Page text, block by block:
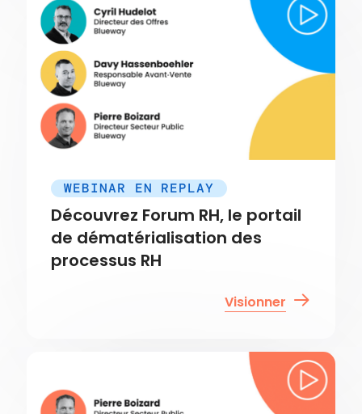
WEBINAR EN REPLAY
Découvrez Forum RH, le portail
de dématérialisation des
processus RH
Visionner